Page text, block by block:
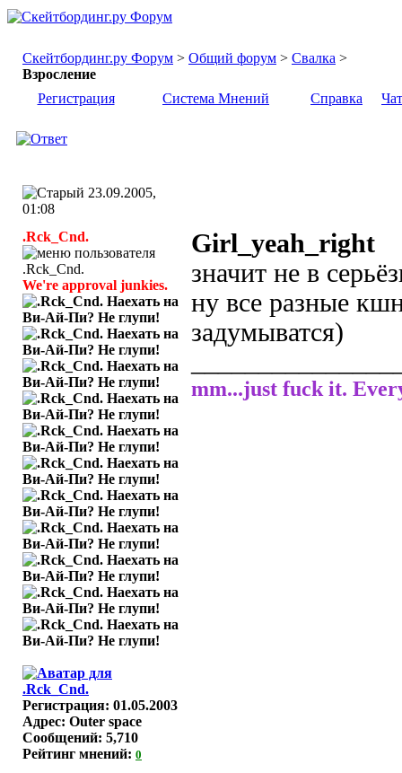
Скейтбординг.ру Форум > Общий форум > Свалка >
Взросление
Регистрация
Система Мнений Справка Чат
23.09.2005,
01:08
.Rck_Cnd.
We're approval junkies.
Регистрация: 01.05.2003
Адрес: Outer space
Сообщений: 5,710
Рейтинг мнений: 0
Girl_yeah_right
значит не в
ну все разные
задумыватся)
mm...just fuck it.